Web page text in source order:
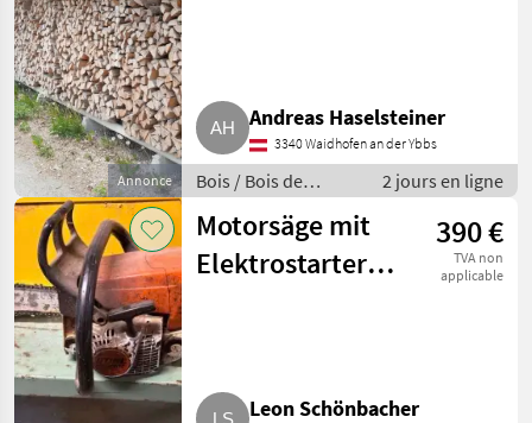
Annonce
Andreas Haselsteiner
3340 Waidhofen an der Ybbs
Bois / Bois de
chauffage / bûches
fendues
2 jours en ligne
Motorsäge mit
Elektrostarter
390 €
TVA non
applicable
Leon Schönbacher